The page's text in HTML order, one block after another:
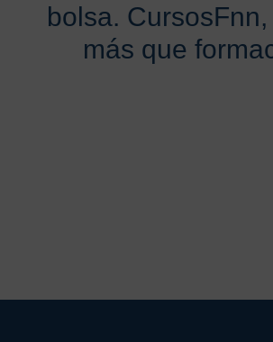
bolsa.
más que